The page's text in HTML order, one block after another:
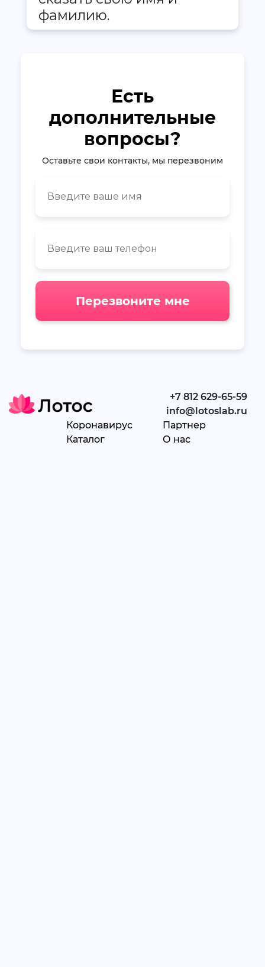
фамилию.
Есть
дополнительные
вопросы?
Оставьте свои контакты, мы перезвоним
Перезвоните мне
+7 812 629-65-59
info@lotoslab.ru
Коронавирус
Каталог
Партнер
О нас